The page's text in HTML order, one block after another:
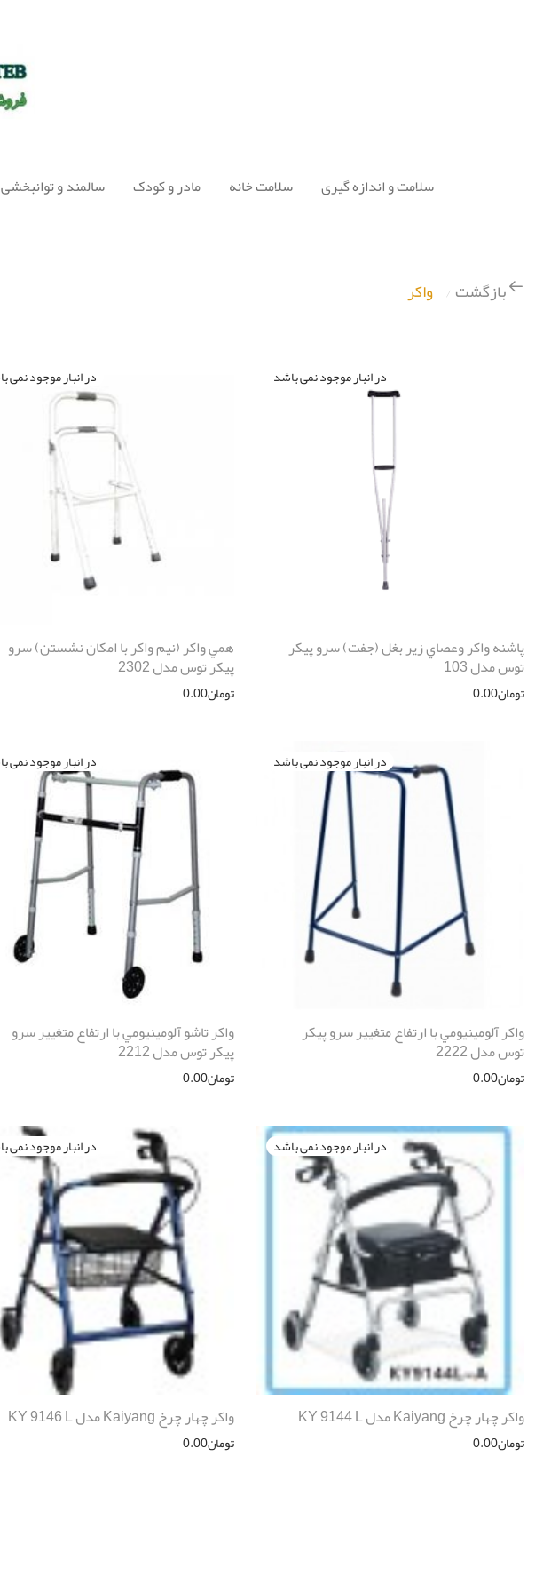
سلامت و اندازه گیری سلامت خانه مادر و کودک سالمند و توانبخشی
بازگشت ⁄ واکر
پاشنه واكر وعصاي زير بغل (جفت) سرو پیکر
توس مدل 103
تومان0.00
همي واكر (نيم واكر با امكان نشستن) سرو
پیکر توس مدل 2302
تومان0.00
واكر آلومينيومي با ارتفاع متغيير سرو پیکر
توس مدل 2222
تومان0.00
واكر تاشو آلومينيومي با ارتفاع متغيير سرو
پیکر توس مدل 2212
تومان0.00
واکر چهار چرخ Kaiyang مدل KY 9144 L
تومان0.00
واکر چهار چرخ Kaiyang مدل KY 9146 L
تومان0.00